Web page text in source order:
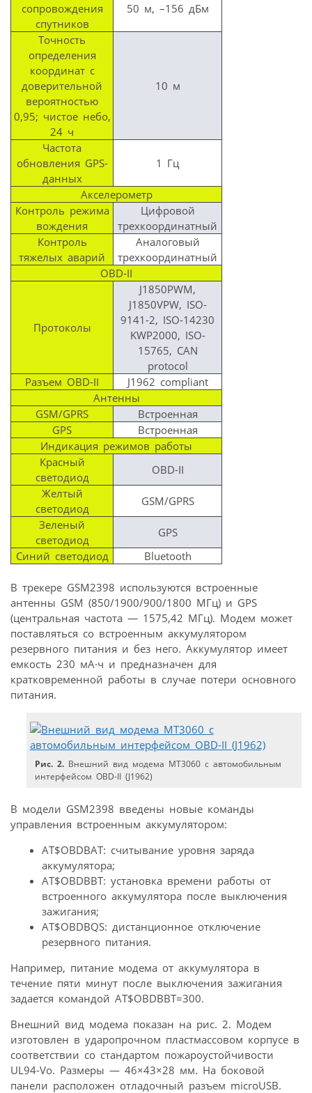
сопровождения
спутников
50 м, –156 дБм
Точность
определения
координат с
доверительной
вероятностью
0,95; чистое небо,
24 ч
10 м
Частота
обновления GPS-
данных
1 Гц
Акселерометр
Контроль режима
вождения
Цифровой
трехкоординатный
Контроль
тяжелых аварий
Аналоговый
трехкоординатный
OBD-II
Протоколы
J1850PWM,
J1850VPW, ISO-
9141-2, ISO-14230
KWP2000, ISO-
15765, CAN
protocol
Разъем OBD-II
J1962 compliant
Антенны
GSM/GPRS
Встроенная
GPS
Встроенная
Индикация режимов работы
Красный
светодиод
OBD-II
Желтый
светодиод
GSM/GPRS
Зеленый
светодиод
GPS
Синий светодиод
Bluetooth
В трекере GSM2398 используются встроенные
антенны GSM (850/1900/900/1800 МГц) и GPS
(центральная частота — 1575,42 МГц). Модем может
поставляться со встроенным аккумулятором
резервного питания и без него. Аккумулятор имеет
емкость 230 мА·ч и предназначен для
кратковременной работы в случае потери основного
питания.
Рис. 2. Внешний вид модема МТ3060 с автомобильным
интерфейсом OBD-II (J1962)
В модели GSM2398 введены новые команды
управления встроенным аккумулятором:
AT$OBDBAT: считывание уровня заряда
аккумулятора;
AT$OBDBBT: установка времени работы от
встроенного аккумулятора после выключения
зажигания;
AT$OBDBQS: дистанционное отключение
резервного питания.
Например, питание модема от аккумулятора в
течение пяти минут после выключения зажигания
задается командой AT$OBDBBT=300.
Внешний вид модема показан на рис. 2. Модем
изготовлен в ударопрочном пластмассовом корпусе в
соответствии со стандартом пожароустойчивости
UL94-Vo. Размеры — 46×43×28 мм. На боковой
панели расположен отладочный разъем microUSB.